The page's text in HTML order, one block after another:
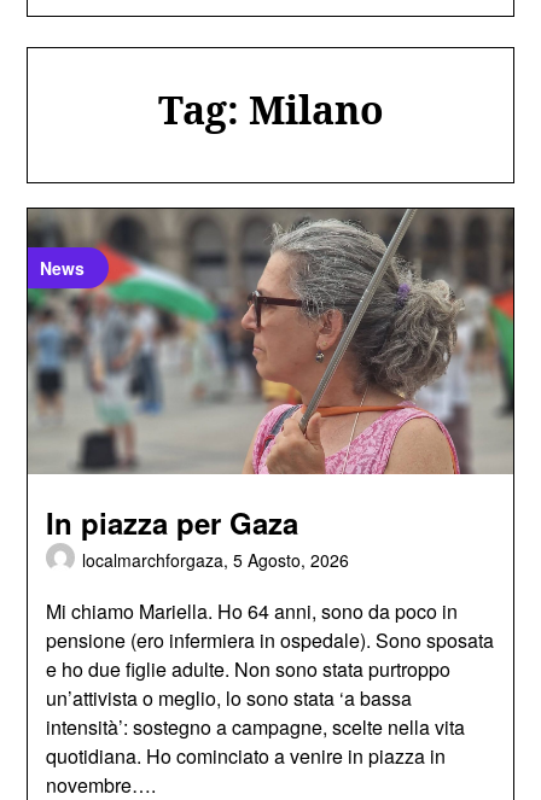
Tag: Milano
News
In piazza per Gaza
localmarchforgaza,5 Agosto, 2026
Mi chiamo Mariella. Ho 64 anni, sono da poco in
pensione (ero infermiera in ospedale). Sono sposata
e ho due figlie adulte. Non sono stata purtroppo
un’attivista o meglio, lo sono stata ‘a bassa
intensità’: sostegno a campagne, scelte nella vita
quotidiana. Ho cominciato a venire in piazza in
novembre….